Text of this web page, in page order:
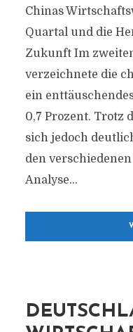
Chinas
Quartal und die
Zukunft Im
verzeichnete die
ein
0,7 Prozent. Trotz
sich jedoch
den
Analyse...